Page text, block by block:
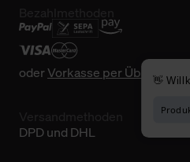
oderVorkasse per
DPD und DHL